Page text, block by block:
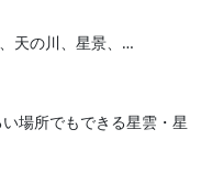
天の川、星景、…
場所でもできる星雲・星